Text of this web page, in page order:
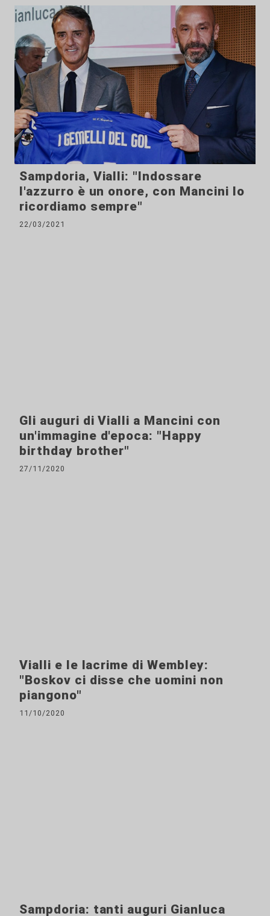
Sampdoria, Vialli: "Indossare
l'azzurro è un onore, con Mancini lo
ricordiamo sempre"
22/03/2021
Gli auguri di Vialli a Mancini con
un'immagine d'epoca: "Happy
birthday brother"
27/11/2020
Vialli e le lacrime di Wembley:
"Boskov ci disse che uomini non
piangono"
11/10/2020
Sampdoria: tanti auguri Gianluca